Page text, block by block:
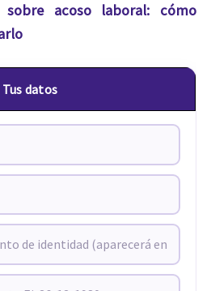
acoso laboral: cómo
Tus datos